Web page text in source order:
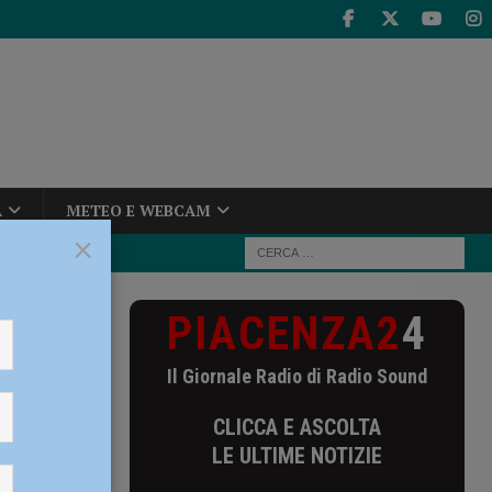
METEO E WEBCAM
bisogno di
le
PIACENZA24
Il Giornale Radio di Radio Sound
CLICCA E ASCOLTA
LE ULTIME NOTIZIE
×